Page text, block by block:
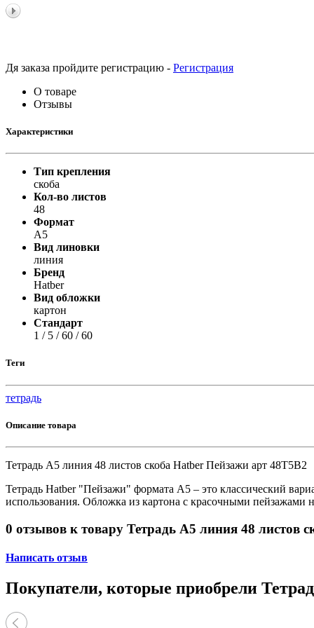
Дя заказа пройдите регистрацию - Регистрация
О товаре
Отзывы
Характеристики
Тип крепления
скоба
Кол-во листов
48
Формат
А5
Вид линовки
линия
Бренд
Hatber
Вид обложки
картон
Стандарт
1 / 5 / 60 / 60
Теги
тетрадь
Описание товара
Тетрадь А5 линия 48 листов скоба Hatber Пейзажи арт 48Т5В2
Тетрадь Hatber "Пейзажи" формата А5 – это классический
использования. Обложка из картона с красочными пейзажами
0 отзывов к товару Тетрадь А5 линия 48 листов
Написать отзыв
Покупатели, которые приобрели